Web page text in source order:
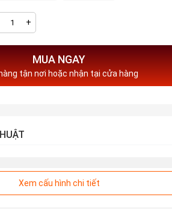
+
MUA NGAY
tận nơi hoặc nhận tại cửa hàng
Xem cấu hình chi tiết